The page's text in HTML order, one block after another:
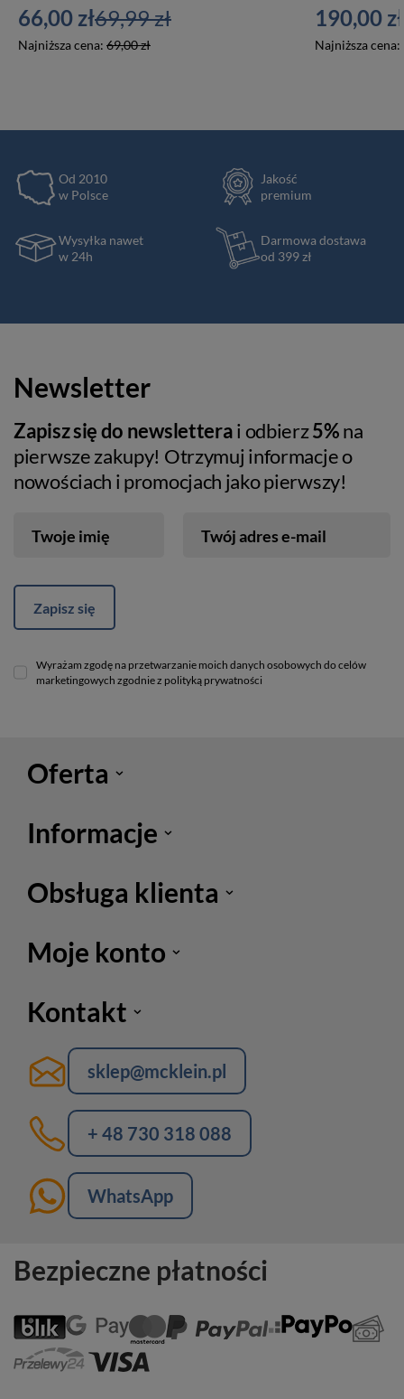
66,00 zł
Najniższa cena: 69,00 zł
69,99 zł 190,00 zł
Najniższa cena:
Od 2010
w Polsce
Jakość
premium
Wysyłka nawet
w 24h
Darmowa dostawa
od 399 zł
Newsletter
Zapisz się do newsletterai odbierz5%na
pierwsze zakupy! Otrzymuj informacje o
nowościach i promocjach jako pierwszy!
Twoje imię Twój adres e-mail
Zapisz się
Wyrażam zgodę na przetwarzanie moich danych osobowych do celów
marketingowych zgodnie z polityką prywatności
Oferta
Informacje
Obsługa klienta
Moje konto
Kontakt
sklep@mcklein.pl
+ 48 730 318 088
WhatsApp
Bezpieczne płatności